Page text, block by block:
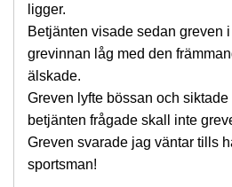
ligger.
Betjänten visade sedan greven
grevinnan låg med den
älskade.
Greven lyfte bössan och siktade
betjänten frågade skall inte
Greven svarade jag väntar tills
sportsman!